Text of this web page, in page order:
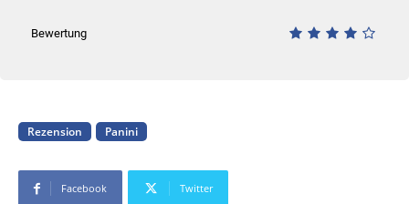
Bewertung
Rezension Panini
Facebook Twitter